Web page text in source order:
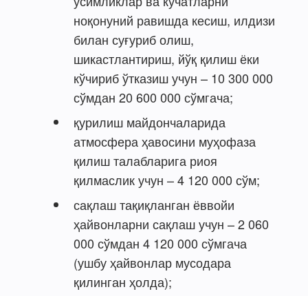
ноқонуний равишда кесиш, илдизи
билан суғуриб олиш,
шикастлантириш, йўқ қилиш ёки
кўчириб ўтказиш учун – 10 300 000
сўмдан 20 600 000 сўмгача;
қурилиш майдончаларида
атмосфера ҳавосини муҳофаза
қилиш талабларига риоя
қилмаслик учун – 4 120 000 сўм;
сақлаш тақиқланган ёввойи
ҳайвонларни сақлаш учун – 2 060
000 сўмдан 4 120 000 сўмгача
(ушбу ҳайвонлар мусодара
қилинган ҳолда);